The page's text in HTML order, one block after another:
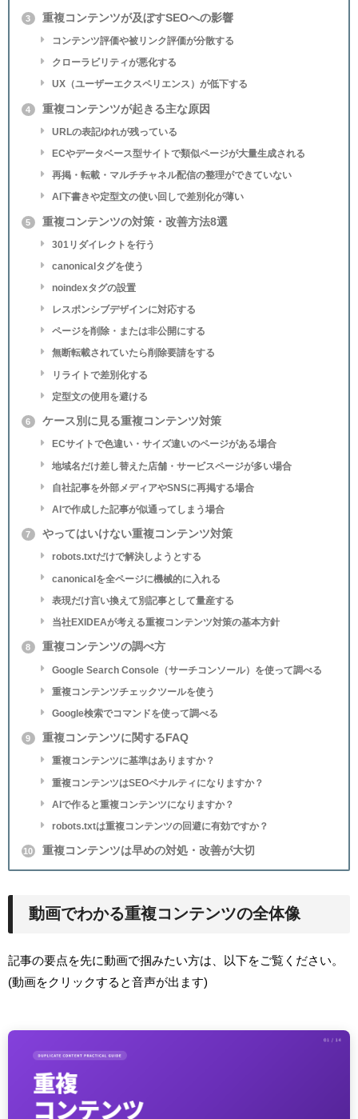
3 重複コンテンツが及ぼすSEOへの影響
コンテンツ評価や被リンク評価が分散する
クローラビリティが悪化する
UX（ユーザーエクスペリエンス）が低下する
4 重複コンテンツが起きる主な原因
URLの表記ゆれが残っている
ECやデータベース型サイトで類似ページが大量生成される
再掲・転載・マルチチャネル配信の整理ができていない
AI下書きや定型文の使い回しで差別化が薄い
5 重複コンテンツの対策・改善方法8選
301リダイレクトを行う
canonicalタグを使う
noindexタグの設置
レスポンシブデザインに対応する
ページを削除・または非公開にする
無断転載されていたら削除要請をする
リライトで差別化する
定型文の使用を避ける
6 ケース別に見る重複コンテンツ対策
ECサイトで色違い・サイズ違いのページがある場合
地域名だけ差し替えた店舗・サービスページが多い場合
自社記事を外部メディアやSNSに再掲する場合
AIで作成した記事が似通ってしまう場合
7 やってはいけない重複コンテンツ対策
robots.txtだけで解決しようとする
canonicalを全ページに機械的に入れる
表現だけ言い換えて別記事として量産する
当社EXIDEAが考える重複コンテンツ対策の基本方針
8 重複コンテンツの調べ方
Google Search Console（サーチコンソール）を使って調べる
重複コンテンツチェックツールを使う
Google検索でコマンドを使って調べる
9 重複コンテンツに関するFAQ
重複コンテンツに基準はありますか？
重複コンテンツはSEOペナルティになりますか？
AIで作ると重複コンテンツになりますか？
robots.txtは重複コンテンツの回避に有効ですか？
10 重複コンテンツは早めの対処・改善が大切
動画でわかる重複コンテンツの全体像
記事の要点を先に動画で掴みたい方は、以下をご覧ください。
(動画をクリックすると音声が出ます)